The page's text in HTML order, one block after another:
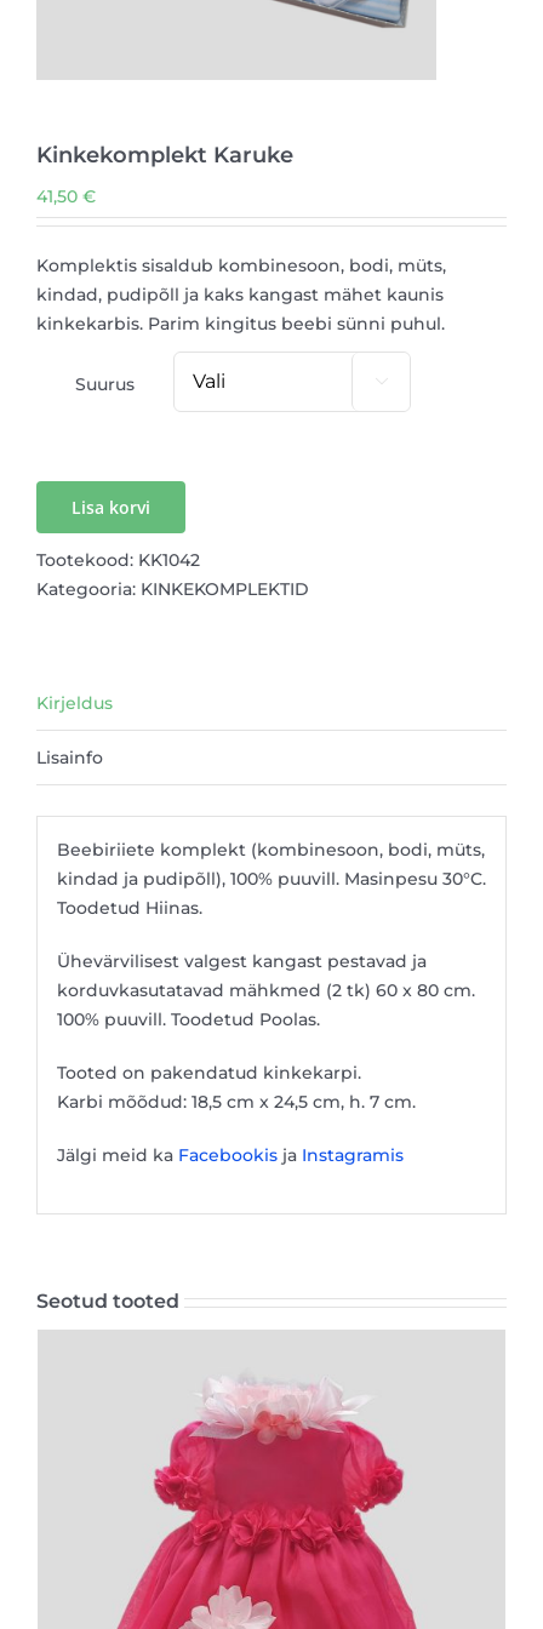
Kinkekomplekt Karuke
41,50 €
Komplektis sisaldub kombinesoon, bodi, müts,
kindad, pudipõll ja kaks kangast mähet kaunis
kinkekarbis. Parim kingitus beebi sünni puhul.
Suurus 
Lisa korvi
Tootekood: KK1042
Kategooria: KINKEKOMPLEKTID
Kirjeldus
Lisainfo
Beebiriiete komplekt (kombinesoon, bodi, müts,
kindad ja pudipõll), 100% puuvill. Masinpesu 30°C.
Toodetud Hiinas.
Ühevärvilisest valgest kangast pestavad ja
korduvkasutatavad mähkmed (2 tk) 60 x 80 cm.
100% puuvill. Toodetud Poolas.
Tooted on pakendatud kinkekarpi.
Karbi mõõdud: 18,5 cm x 24,5 cm, h. 7 cm.
Jälgi meid ka Facebookisja Instagramis
Seotud tooted